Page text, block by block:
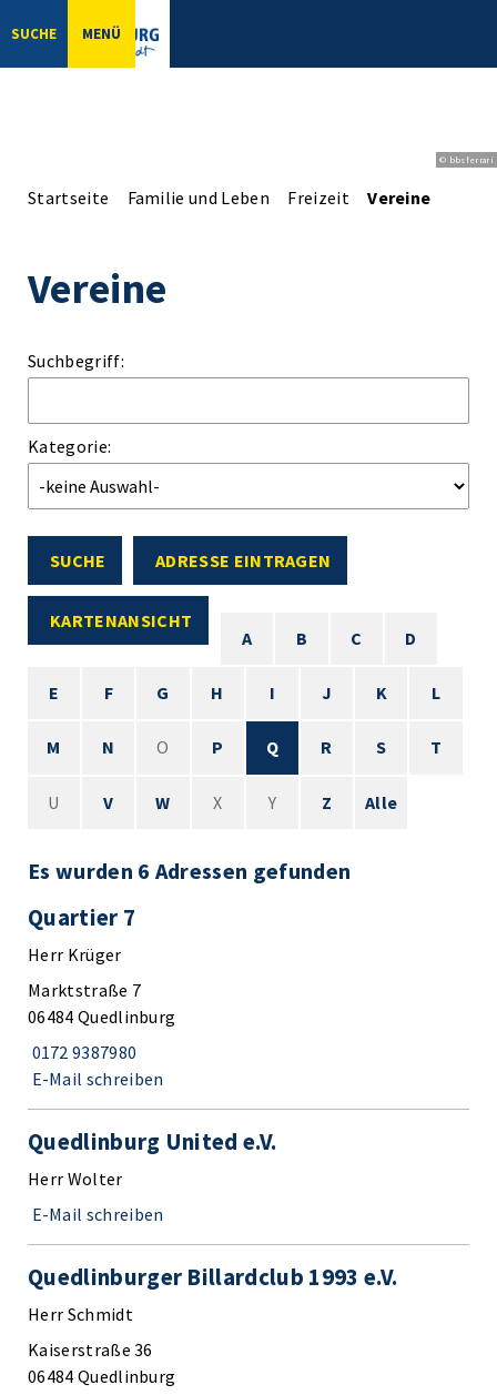
SUCHE MENÜ
© bbsferrari
Startseite Familie und Leben Freizeit Vereine
Vereine
Suchbegriff:
Kategorie:
SUCHE ADRESSE EINTRAGEN
KARTENANSICHT
A
B C D
E F G H I J K L
M N O P Q R S T
U V W X Y Z Alle
Es wurden 6 Adressen gefunden
Quartier 7
Herr Krüger
Marktstraße 7
06484 Quedlinburg
0172 9387980
E-Mail schreiben
Quedlinburg United e.V.
Herr Wolter
E-Mail schreiben
Quedlinburger Billardclub 1993 e.V.
Herr Schmidt
Kaiserstraße 36
06484 Quedlinburg